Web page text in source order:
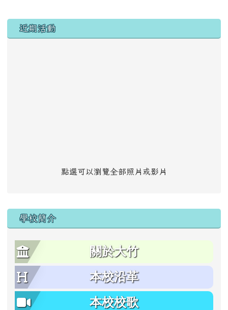
左邊區域內容
近期活動
點選可以瀏覽全部照片或影片
學校簡介
關於大竹
本校沿革
本校校歌